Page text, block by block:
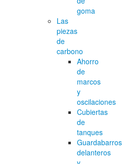
goma
Las
piezas
de
carbono
Ahorro
de
marcos
y
oscilaciones
Cubiertas
de
tanques
Guardabarros
delanteros